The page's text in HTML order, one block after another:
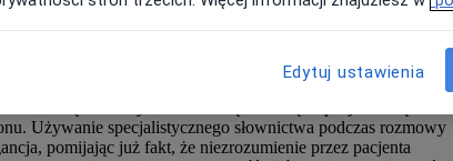
do potrzeb i możliwości
Niestety nie bierze się to znikąd - pacjenci często
Używanie specjalistycznego słownictwa podczas rozmowy
pomijając już fakt, że niezrozumienie przez pacjenta
Edytuj ustawienia